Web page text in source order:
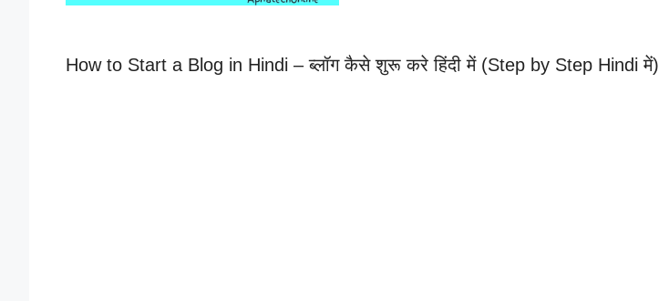
How to Start a Blog in Hindi – ब्लॉग कैसे शुरू करे हिंदी में (Step by Step Hindi में)